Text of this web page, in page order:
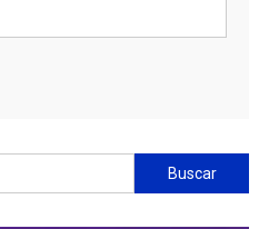
Buscar: